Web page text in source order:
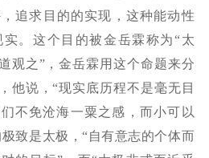
追求目的的实现，这种能动性
。这个目的被金岳霖称为“太
观之”，金岳霖用这个命题来分
他说，“现实底历程不是毫无目
不免沧海一粟之感，而小可以
致是太极，“自有意志的个体而